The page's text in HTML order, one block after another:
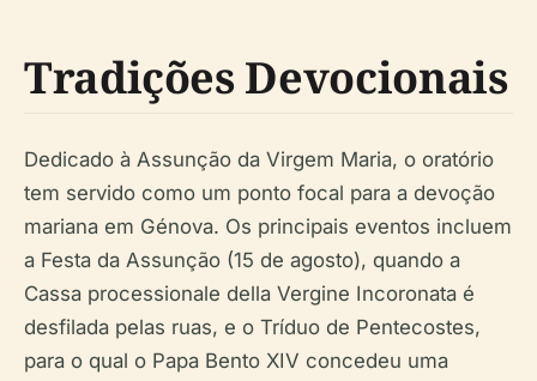
Tradições Devocionais
Dedicado à Assunção da Virgem Maria, o oratório
tem servido como um ponto focal para a devoção
mariana em Génova. Os principais eventos incluem
a Festa da Assunção (15 de agosto), quando a
Cassa processionale della Vergine Incoronata é
desfilada pelas ruas, e o Tríduo de Pentecostes,
para o qual o Papa Bento XIV concedeu uma